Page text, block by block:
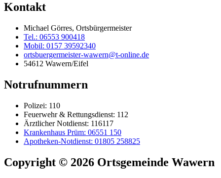
Kontakt
Michael Görres, Ortsbürgermeister
Tel.: 06553 900418
Mobil: 0157 39592340
ortsbuergermeister-wawern@t-online.de
54612 Wawern/Eifel
Notrufnummern
Polizei: 110
Feuerwehr & Rettungsdienst: 112
Ärztlicher Notdienst: 116117
Krankenhaus Prüm: 06551 150
Apotheken-Notdienst: 01805 258825
Copyright © 2026 Ortsgemeinde Wawern